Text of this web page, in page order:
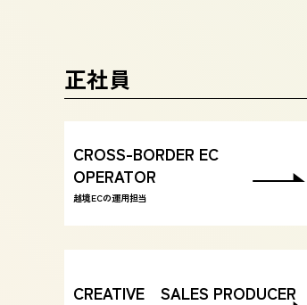
正社員
CROSS-BORDER EC
OPERATOR
越境ECの運用担当
CREATIVE SALES PRODUCER